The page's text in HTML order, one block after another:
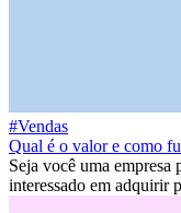
#Vendas
Qual é o valor e como
Seja você uma
interessado em adquirir